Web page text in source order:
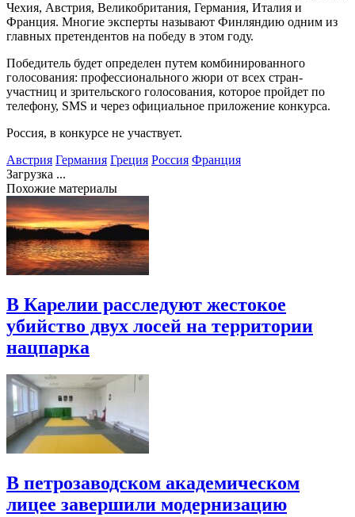
Чехия, Австрия, Великобритания, Германия, Италия и
Франция. Многие эксперты называют Финляндию одним из
главных претендентов на победу в этом году.
Победитель будет определен путем комбинированного
голосования: профессионального жюри от всех стран-
участниц и зрительского голосования, которое пройдет по
телефону, SMS и через официальное приложение конкурса.
Россия, в конкурсе не участвует.
Австрия Германия Греция Россия Франция
Загрузка ...
Похожие материалы
В Карелии расследуют жестокое
убийство двух лосей на территории
нацпарка
В петрозаводском академическом
лицее завершили модернизацию